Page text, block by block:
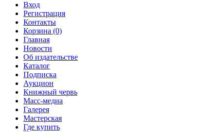
Вход
Регистрация
Контакты
Корзина (0)
Главная
Новости
Об издательстве
Каталог
Подписка
Аукцион
Книжный червь
Масс-медиа
Галерея
Мастерская
Где купить